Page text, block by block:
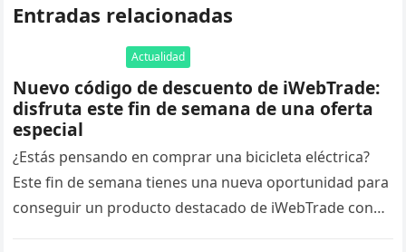
Entradas relacionadas
Actualidad
Nuevo código de descuento de iWebTrade:
disfruta este fin de semana de una oferta
especial
¿Estás pensando en comprar una bicicleta eléctrica?
Este fin de semana tienes una nueva oportunidad para
conseguir un producto destacado de iWebTrade con